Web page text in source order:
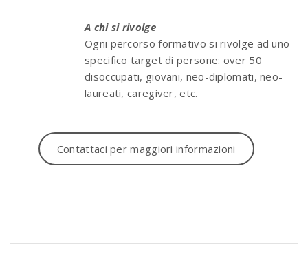
A chi si rivolge
Ogni percorso formativo si rivolge ad uno
specifico target di persone: over 50
disoccupati, giovani, neo-diplomati, neo-
laureati, caregiver, etc.
Contattaci per maggiori informazioni